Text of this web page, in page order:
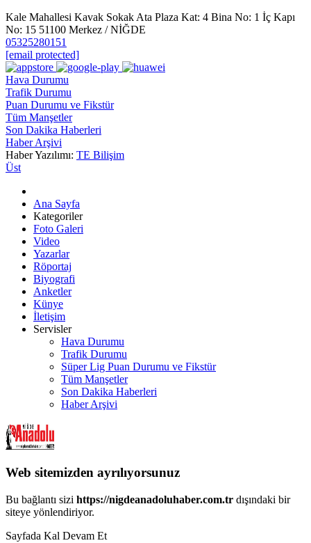
Kale Mahallesi Kavak Sokak Ata Plaza Kat: 4 Bina No: 1 İç Kapı
No: 15 51100 Merkez / NİĞDE
05325280151
[email protected]
Hava Durumu
Trafik Durumu
Puan Durumu ve Fikstür
Tüm Manşetler
Son Dakika Haberleri
Haber Arşivi
Haber Yazılımı: TE Bilişim
Üst
Ana Sayfa
Kategoriler
Foto Galeri
Video
Yazarlar
Röportaj
Biyografi
Anketler
Künye
İletişim
Servisler
Hava Durumu
Trafik Durumu
Süper Lig Puan Durumu ve Fikstür
Tüm Manşetler
Son Dakika Haberleri
Haber Arşivi
Web sitemizden ayrılıyorsunuz
Bu bağlantı sizi https://nigdeanadoluhaber.com.tr dışındaki bir
siteye yönlendiriyor.
Sayfada Kal Devam Et